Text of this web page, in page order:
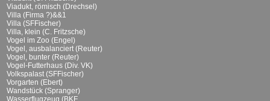
Viadukt, römisch (Drechsel)
Villa (Firma ?)&&1
Villa (SFFischer)
Villa, klein (C. Fritzsche)
Vogel im Zoo (Engel)
Vogel, ausbalanciert (Reuter)
Vogel, bunter (Reuter)
Vogel-Futterhaus (Div. VK)
Volkspalast (SFFischer)
Vorgarten (Ebert)
Wandstück (Spranger)
Wasserflugzeug (BKF